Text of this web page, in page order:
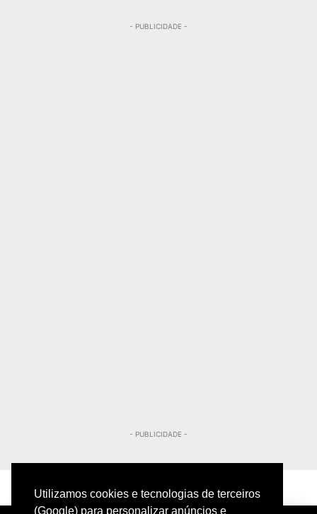
Utilizamos cookies e tecnologias de terceiros
(Google) para personalizar anúncios e
- PUBLICIDADE -
- PUBLICIDADE -